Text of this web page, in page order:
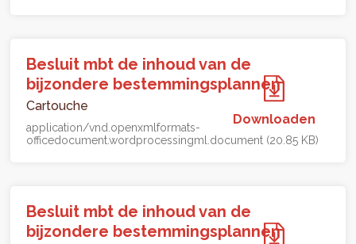
Besluit mbt de inhoud van de
bijzondere bestemmingsplannen
Cartouche
application/vnd.openxmlformats-
officedocument.wordprocessingml.document (20.85 KB)
Downloaden
Besluit mbt de inhoud van de
bijzondere bestemmingsplannen